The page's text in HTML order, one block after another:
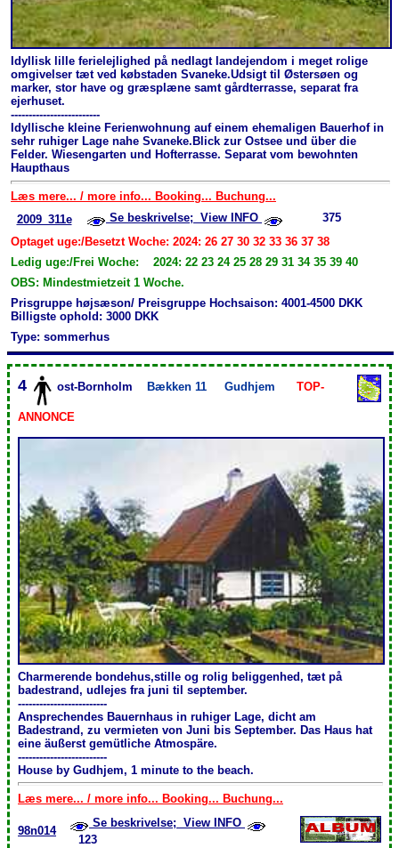
Idyllisk lille ferielejlighed på nedlagt landejendom i meget rolige
omgivelser tæt ved købstaden Svaneke.Udsigt til Østersøen og
marker, stor have og græsplæne samt gårdterrasse, separat fra
ejerhuset.
-------------------------
Idyllische kleine Ferienwohnung auf einem ehemaligen Bauerhof in
sehr ruhiger Lage nahe Svaneke.Blick zur Ostsee und über die
Felder. Wiesengarten und Hofterrasse. Separat vom bewohnten
Haupthaus
Læs mere... / more info... Booking... Buchung...
2009_311e
Se beskrivelse; View INFO
375
Optaget uge:/Besetzt Woche: 2024: 26 27 30 32 33 36 37 38
Ledig uge:/Frei Woche: 2024: 22 23 24 25 28 29 31 34 35 39 40
OBS: Mindestmietzeit 1 Woche.
Prisgruppe højsæson/ Preisgruppe Hochsaison: 4001-4500 DKK
Billigste ophold: 3000 DKK
Type: sommerhus
4 ost-Bornholm Bækken 11 Gudhjem TOP-
ANNONCE
Charmerende bondehus,stille og rolig beliggenhed, tæt på
badestrand, udlejes fra juni til september.
-------------------------
Ansprechendes Bauernhaus in ruhiger Lage, dicht am
Badestrand, zu vermieten von Juni bis September. Das Haus hat
eine äußerst gemütliche Atmospäre.
-------------------------
House by Gudhjem, 1 minute to the beach.
Læs mere... / more info... Booking... Buchung...
98n014
Se beskrivelse; View INFO
123